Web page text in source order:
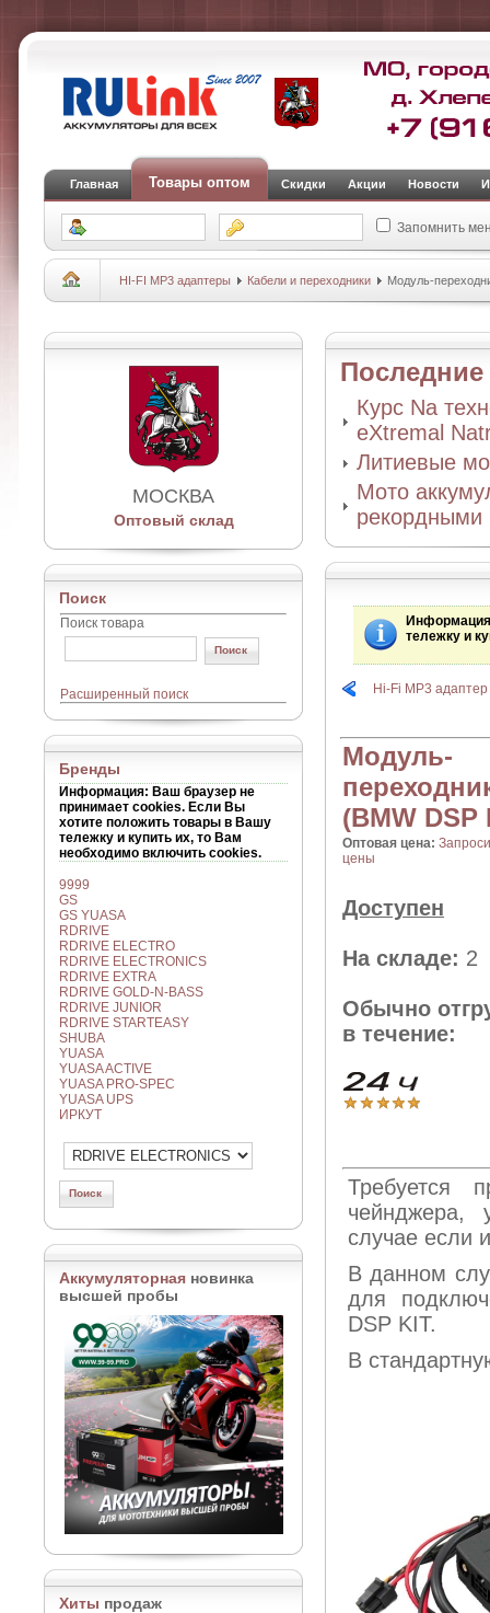
Главная Товары оптом Скидки Акции Новости
Запомнить
HI-FI MP3 адаптеры Кабели и переходники Модуль-
МОСКВА
Оптовый склад
Поиск
Поиск товара
Расширенный поиск
Бренды
Информация: Ваш браузер не
принимает cookies. Если Вы
хотите положить товары в Вашу
тележку и купить их, то Вам
необходимо включить cookies.
9999
GS
GS YUASA
RDRIVE
RDRIVE ELECTRO
RDRIVE ELECTRONICS
RDRIVE EXTRA
RDRIVE GOLD-N-BASS
RDRIVE JUNIOR
RDRIVE STARTEASY
SHUBA
YUASA
YUASA ACTIVE
YUASA PRO-SPEC
YUASA UPS
ИРКУТ
Аккумуляторная новинка
высшей пробы
Хиты продаж
Последние
Курс Na
eXtremal
Литиевые
Мото
рекордными
Информация
тележку и
Hi-Fi MP3
Модуль-
(BMW DSP
Оптовая цена:
цены
Доступен
На складе: 2
Обычно
в течение:
Требуется
чейнджера,
случае если
В данном
для
DSP KIT.
В